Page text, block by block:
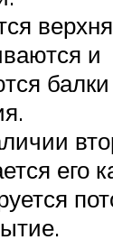
и
балки
его